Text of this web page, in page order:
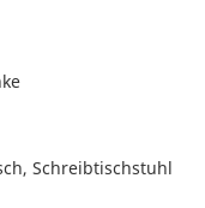
Schreibtischstuhl